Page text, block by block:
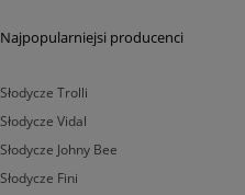
Najpopularniejsi producenci
Słodycze Trolli
Słodycze Vidal
Słodycze Johny Bee
Słodycze Fini